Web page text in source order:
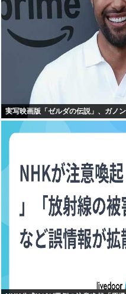
実写映画版「ゼルダの伝説」、ガノ